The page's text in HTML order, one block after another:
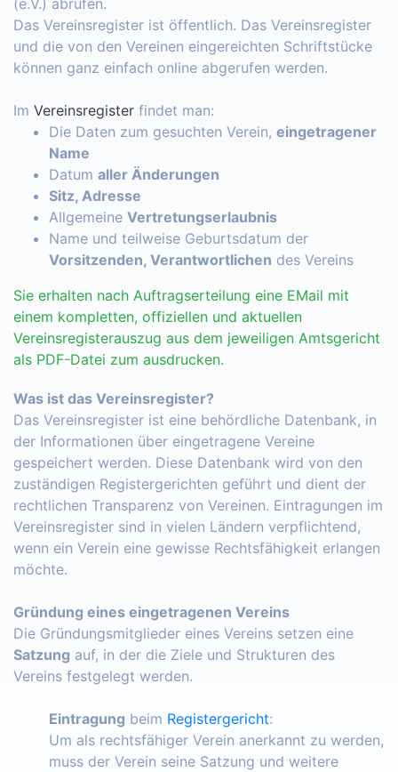
Das Vereinsregister ist öffentlich. Das Vereinsregister
und die von den Vereinen eingereichten Schriftstücke
können ganz einfach online abgerufen werden.
Im Vereinsregister findet man:
Die Daten zum gesuchten Verein, eingetragener
Name
Datum aller Änderungen
Sitz, Adresse
Allgemeine Vertretungserlaubnis
Name und teilweise Geburtsdatum der
Vorsitzenden, Verantwortlichen des Vereins
Sie erhalten nach Auftragserteilung eine EMail mit
einem kompletten, offiziellen und aktuellen
Vereinsregisterauszug aus dem jeweiligen Amtsgericht
als PDF-Datei zum ausdrucken.
Was ist das Vereinsregister?
Das Vereinsregister ist eine behördliche Datenbank, in
der Informationen über eingetragene Vereine
gespeichert werden. Diese Datenbank wird von den
zuständigen Registergerichten geführt und dient der
rechtlichen Transparenz von Vereinen. Eintragungen im
Vereinsregister sind in vielen Ländern verpflichtend,
wenn ein Verein eine gewisse Rechtsfähigkeit erlangen
möchte.
Gründung eines eingetragenen Vereins
Die Gründungsmitglieder eines Vereins setzen eine
Satzung auf, in der die Ziele und Strukturen des
Vereins festgelegt werden.
Eintragung beim Registergericht:
Um als rechtsfähiger Verein anerkannt zu werden,
muss der Verein seine Satzung und weitere